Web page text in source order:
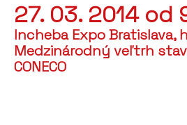
27. 03. 2014 od
Incheba Expo Bratislava,
Medzinárodný veľtrh
CONECO